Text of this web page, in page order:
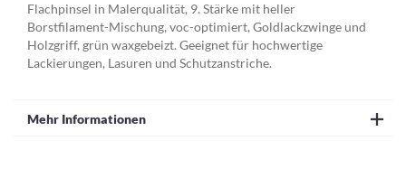
Flachpinsel in Malerqualität, 9. Stärke mit heller
Borstfilament-Mischung, voc-optimiert, Goldlackzwinge und
Holzgriff, grün waxgebeizt. Geeignet für hochwertige
Lackierungen, Lasuren und Schutzanstriche.
Mehr Informationen